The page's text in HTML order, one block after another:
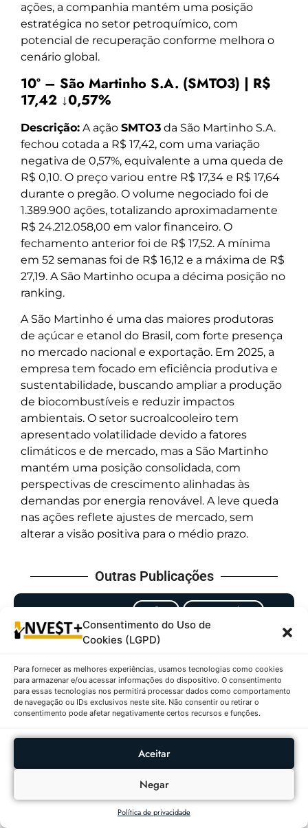
Consentimento do Uso de
Cookies (LGPD)
Para fornecer as melhores experiências, usamos tecnologias como cookies
para armazenar e/ou acessar informações do dispositivo. O consentimento
para essas tecnologias nos permitirá processar dados como comportamento
de navegação ou IDs exclusivos neste site. Não consentir ou retirar o
consentimento pode afetar negativamente certos recursos e funções.
Aceitar
Negar
Política de privacidade
ações, a companhia mantém uma posição
estratégica no setor petroquímico, com
potencial de recuperação conforme melhora o
cenário global.
10º – São Martinho S.A. (SMTO3) | R$
17,42 ↓0,57%
Descrição: A ação SMTO3 da São Martinho S.A.
fechou cotada a R$ 17,42, com uma variação
negativa de 0,57%, equivalente a uma queda de
R$ 0,10. O preço variou entre R$ 17,34 e R$ 17,64
durante o pregão. O volume negociado foi de
1.389.900 ações, totalizando aproximadamente
R$ 24.212.058,00 em valor financeiro. O
fechamento anterior foi de R$ 17,52. A mínima
em 52 semanas foi de R$ 16,12 e a máxima de R$
27,19. A São Martinho ocupa a décima posição no
ranking.
A São Martinho é uma das maiores produtoras
de açúcar e etanol do Brasil, com forte presença
no mercado nacional e exportação. Em 2025, a
empresa tem focado em eficiência produtiva e
sustentabilidade, buscando ampliar a produção
de biocombustíveis e reduzir impactos
ambientais. O setor sucroalcooleiro tem
apresentado volatilidade devido a fatores
climáticos e de mercado, mas a São Martinho
mantém uma posição consolidada, com
perspectivas de crescimento alinhadas às
demandas por energia renovável. A leve queda
nas ações reflete ajustes de mercado, sem
alterar a visão positiva para o médio prazo.
Outras Publicações
AÇÕES RANKING DIÁRIO
Ações Com Maiores
IBOVESPA Em
06/08/2026
IMOBILIÁRIOS
DIÁRIO
Fundos Imobiliários Com
Maiores Altas E Baixas
Em 06/08/2026